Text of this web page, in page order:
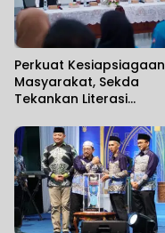
Perkuat Kesiapsiagaan
Masyarakat, Sekda
Tekankan Literasi